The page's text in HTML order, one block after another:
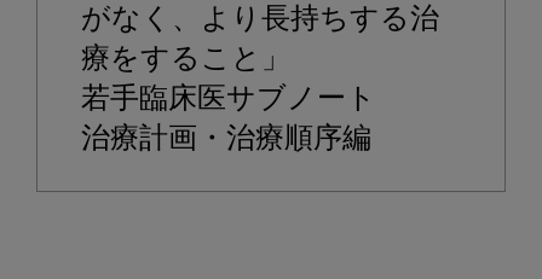
がなく、より長持ちする治
療をすること」
若手臨床医サブノート
治療計画・治療順序編